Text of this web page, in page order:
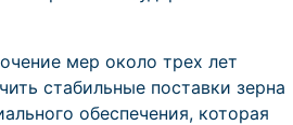
мер около трех лет
стабильные поставки зерна
обеспечения, которая